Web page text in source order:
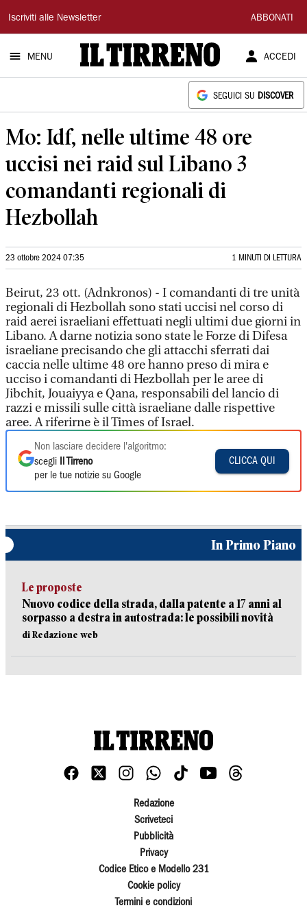
Il
Tirreno
Iscriviti alle Newsletter ABBONATI
MENU ACCEDI
SEGUICI SU DISCOVER
Mo: Idf, nelle ultime 48 ore
uccisi nei raid sul Libano 3
comandanti regionali di
Hezbollah
23 ottobre 2024 07:35 1 MINUTI DI LETTURA
Beirut, 23 ott. (Adnkronos) - I comandanti di tre unità
regionali di Hezbollah sono stati uccisi nel corso di
raid aerei israeliani effettuati negli ultimi due giorni in
Libano. A darne notizia sono state le Forze di Difesa
israeliane precisando che gli attacchi sferrati dai
caccia nelle ultime 48 ore hanno preso di mira e
ucciso i comandanti di Hezbollah per le aree di
Jibchit, Jouaiyya e Qana, responsabili del lancio di
razzi e missili sulle città israeliane dalle rispettive
aree. A riferirne è il Times of Israel.
Non lasciare decidere l'algoritmo:
scegli
Il Tirreno
per le tue notizie su Google
CLICCA QUI
In Primo Piano
Le proposte
Nuovo codice della strada, dalla patente a 17 anni al
sorpasso a destra in autostrada: le possibili novità
di Redazione web
Redazione
Scriveteci
Pubblicità
Privacy
Codice Etico e Modello 231
Cookie policy
Termini e condizioni